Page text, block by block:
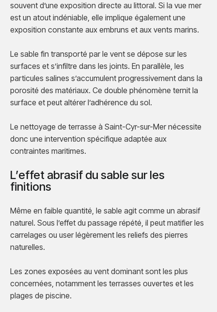
souvent d’une exposition directe au littoral. Si la vue mer
est un atout indéniable, elle implique également une
exposition constante aux embruns et aux vents marins.
Le sable fin transporté par le vent se dépose sur les
surfaces et s’infiltre dans les joints. En parallèle, les
particules salines s’accumulent progressivement dans la
porosité des matériaux. Ce double phénomène ternit la
surface et peut altérer l’adhérence du sol.
Le nettoyage de terrasse à Saint-Cyr-sur-Mer nécessite
donc une intervention spécifique adaptée aux
contraintes maritimes.
L’effet abrasif du sable sur les
finitions
Même en faible quantité, le sable agit comme un abrasif
naturel. Sous l’effet du passage répété, il peut matifier les
carrelages ou user légèrement les reliefs des pierres
naturelles.
Les zones exposées au vent dominant sont les plus
concernées, notamment les terrasses ouvertes et les
plages de piscine.